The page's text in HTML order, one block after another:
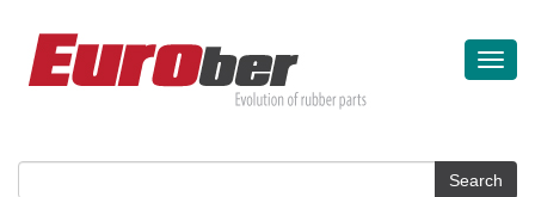
Toggle